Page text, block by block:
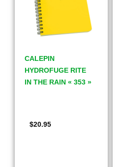
CALEPIN
HYDROFUGE RITE
IN THE RAIN « 353 »
$20.95